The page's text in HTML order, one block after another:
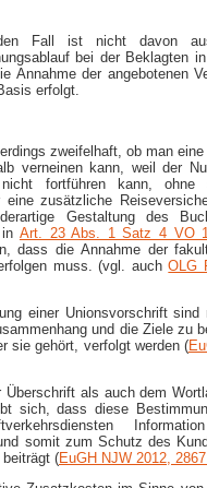
Fall ist nicht davon
bei der Beklagten
Annahme der angebotenen
erfolgt.
zweifelhaft, ob man eine
verneinen kann, weil der
nicht fortführen kann,
zusätzliche
Gestaltung des
Art. 23 Abs. 1 Satz 4 VO
dass die Annahme der
erfolgen muss. (vgl. auchOLG
einer Unionsvorschrift sind
und die Ziele zu
sie gehört, verfolgt werden (
Überschrift als auch dem
sich, dass diese
somit zum Schutz des
(EuGH NJW 2012,